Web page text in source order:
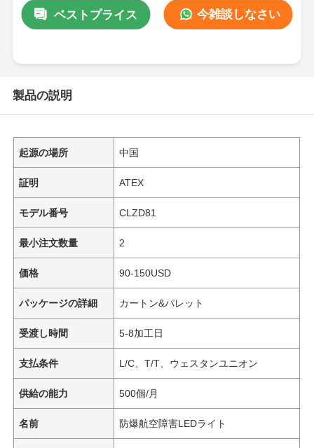
ベストプライス 今雑談しなさい
製品の説明
起源の場所 中国
証明 ATEX
モデル番号 CLZD81
最小注文数量 2
価格 90-150USD
パッケージの詳細 カートン&パレット
受渡し時間 5-8加工日
支払条件 L/C、T/T、ウェスタンユニオン
供給の能力 500個/月
名前 防爆航空障害LEDライト